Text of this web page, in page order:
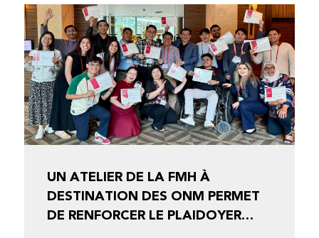
UN ATELIER DE LA FMH À
DESTINATION DES ONM PERMET
DE RENFORCER LE PLAIDOYER